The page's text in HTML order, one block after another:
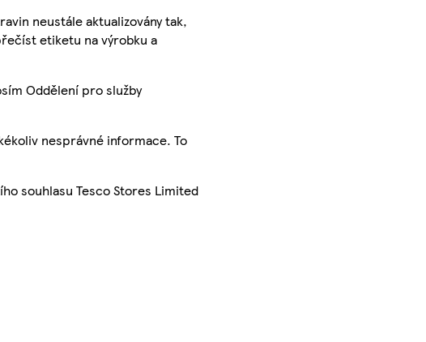
neustále aktualizovány tak,
etiketu na výrobku a
Oddělení pro služby
nesprávné informace. To
souhlasu Tesco Stores Limited